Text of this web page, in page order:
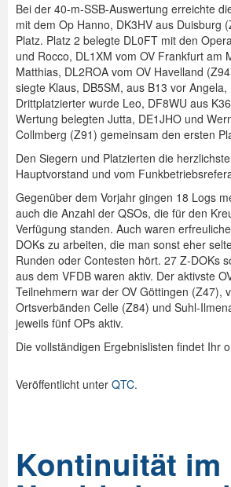
Bei der 40-m-SSB-Auswertung erreichte
mit dem Op Hanno, DK3HV aus Duisburg
Platz. Platz 2 belegte DL0FT mit den
und Rocco, DL1XM vom OV Frankfurt am
Matthias, DL2ROA vom OV Havelland
siegte Klaus, DB5SM, aus B13 vor Angela,
Drittplatzierter wurde Leo, DF8WU aus
Wertung belegten Jutta, DE1JHO und
Collmberg (Z91) gemeinsam den ersten
Den Siegern und Platzierten die
Hauptvorstand und vom
Gegenüber dem Vorjahr gingen 18 Logs
auch die Anzahl der QSOs, die für den
Verfügung standen. Auch waren
DOKs zu arbeiten, die man sonst eher
Runden oder Contesten hört. 27 Z-DOKs
aus dem VFDB waren aktiv. Der aktivste
Teilnehmern war der OV Göttingen (Z47),
Ortsverbänden Celle (Z84) und Suhl-
jeweils fünf OPs aktiv.
Die vollständigen Ergebnislisten findet Ihr
Veröffentlicht unter QTC.
Kontinuität im